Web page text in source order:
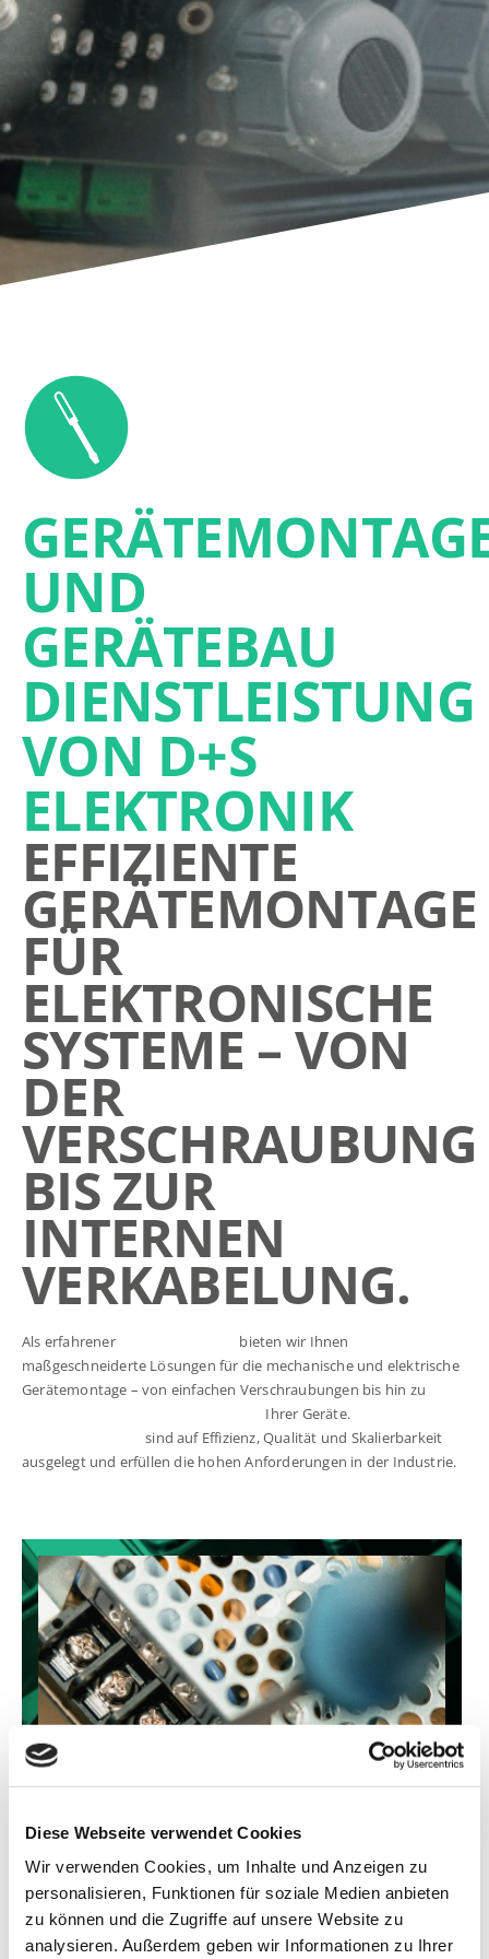
Diese Webseite verwendet Cookies
Wir verwenden Cookies, um Inhalte und Anzeigen zu
personalisieren, Funktionen für soziale Medien anbieten
zu können und die Zugriffe auf unsere Website zu
analysieren. Außerdem geben wir Informationen zu Ihrer
UND
GERÄTEBAU
DIENSTLEISTUNG
VON D+S
ELEKTRONIK
EFFIZIENTE
GERÄTEMONTAGE
FÜR
ELEKTRONISCHE
SYSTEME – VON
DER
VERSCHRAUBUNG
BIS ZUR
INTERNEN
VERKABELUNG.
Als erfahrener
bieten wir Ihnen
maßgeschneiderte Lösungen für die mechanische und elektrische
Gerätemontage – von einfachen Verschraubungen bis hin zu
Ihrer Geräte.
sind auf Effizienz, Qualität und Skalierbarkeit
ausgelegt und erfüllen die hohen Anforderungen in der Industrie.